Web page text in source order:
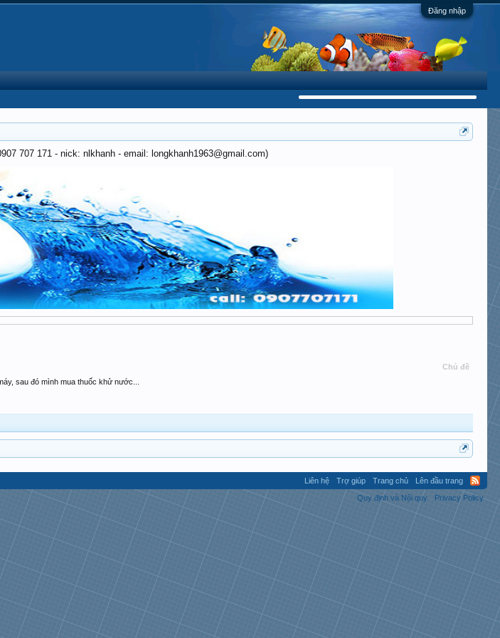
Đăng nhập
707 171 - nick: nlkhanh - email: longkhanh1963@gmail.com)
Chủ đề
sau đó mình mua thuốc khử nước...
Liên hệ Trợ giúp Trang chủ
Lên đầu trang
Quy định và Nội quy
Privacy Policy